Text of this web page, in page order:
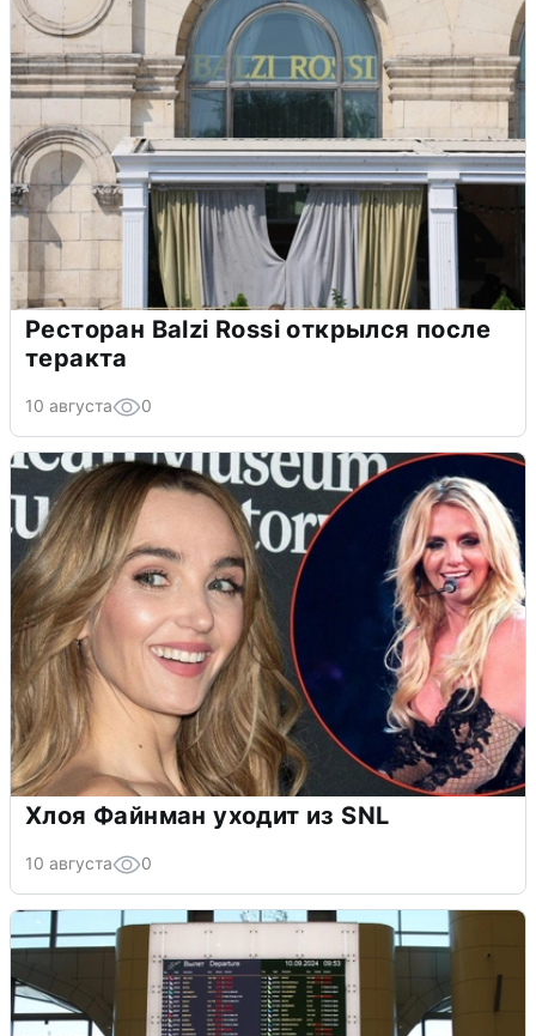
Ресторан Balzi Rossi открылся после
теракта
10 августа 0
Хлоя Файнман уходит из SNL
10 августа 0